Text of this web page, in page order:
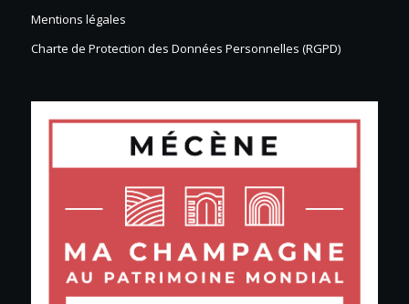
Mentions légales
Charte de Protection des Données Personnelles (RGPD)